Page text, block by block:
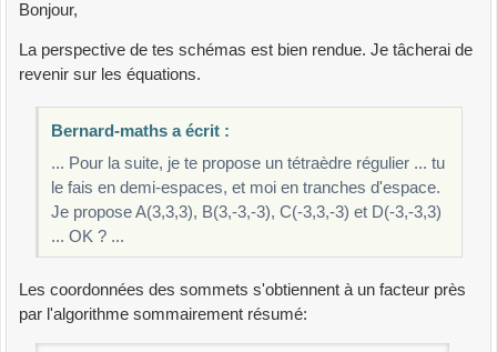
Bonjour,
La perspective de tes schémas est bien rendue. Je tâcherai de
revenir sur les équations.
Bernard-maths a écrit :
... Pour la suite, je te propose un tétraèdre régulier ... tu
le fais en demi-espaces, et moi en tranches d'espace.
Je propose A(3,3,3), B(3,-3,-3), C(-3,3,-3) et D(-3,-3,3)
... OK ? ...
Les coordonnées des sommets s'obtiennent à un facteur près
par l'algorithme sommairement résumé: